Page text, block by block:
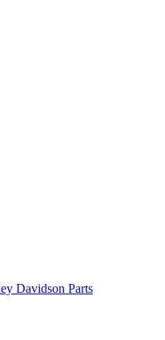
Davidson Parts